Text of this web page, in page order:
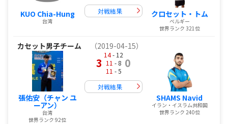
KUO Chia-Hung
台湾
対戦結果 クロセット・トム
ベルギー
世界ランク 321位
カセット男子チーム （2019-04-15）
張佑安（チャン ユ
ーアン）
台湾
世界ランク 92位
3
14- 12
11 - 8
11 - 5
0
対戦結果
SHAMS Navid
イラン・イスラム共和国
世界ランク 240位